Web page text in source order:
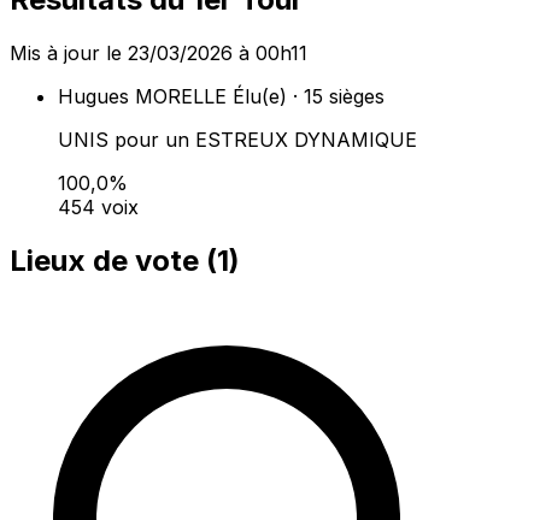
Mis à jour le 23/03/2026 à 00h11
Hugues MORELLE Élu(e) · 15 sièges
UNIS pour un ESTREUX DYNAMIQUE
100,0%
454 voix
Lieux de vote (1)